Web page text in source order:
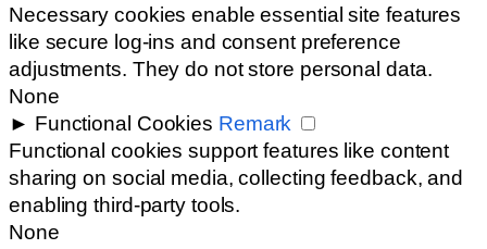
Necessary cookies enable essential site features
like secure log-ins and consent preference
adjustments. They do not store personal data.
None
► Functional Cookies Remark
Functional cookies support features like content
sharing on social media, collecting feedback, and
enabling third-party tools.
None